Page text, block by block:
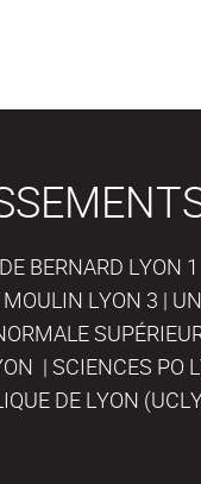
BERNARD LYON
LYON 3 |
| SCIENCES PO
DE LYON